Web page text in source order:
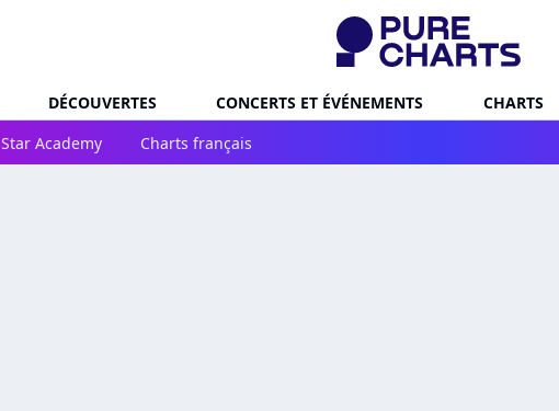
DÉCOUVERTES CONCERTS ET ÉVÉNEMENTS CHARTS
Star Academy Charts français